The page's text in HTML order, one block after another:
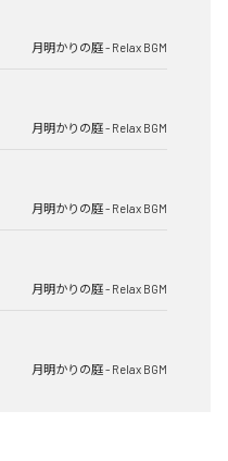
月明かりの庭 - Relax BGM
月明かりの庭 - Relax BGM
月明かりの庭 - Relax BGM
月明かりの庭 - Relax BGM
月明かりの庭 - Relax BGM